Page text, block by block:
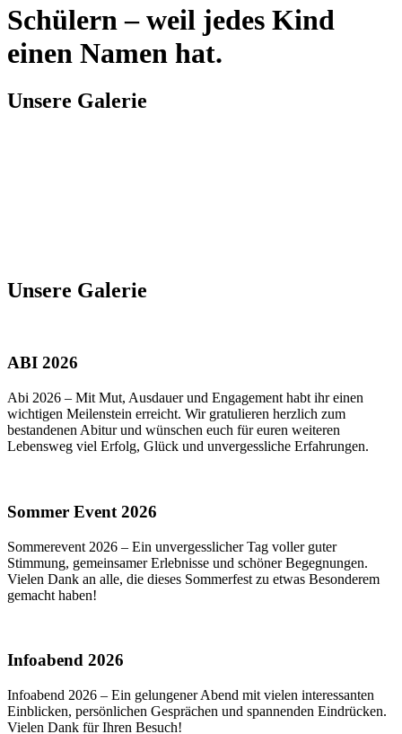
Schülern – weil jedes Kind
einen Namen hat.
Unsere Galerie
Unsere Galerie
ABI 2026
Abi 2026 – Mit Mut, Ausdauer und Engagement habt ihr einen
wichtigen Meilenstein erreicht. Wir gratulieren herzlich zum
bestandenen Abitur und wünschen euch für euren weiteren
Lebensweg viel Erfolg, Glück und unvergessliche Erfahrungen.
Sommer Event 2026
Sommerevent 2026 – Ein unvergesslicher Tag voller guter
Stimmung, gemeinsamer Erlebnisse und schöner Begegnungen.
Vielen Dank an alle, die dieses Sommerfest zu etwas Besonderem
gemacht haben!
Infoabend 2026
Infoabend 2026 – Ein gelungener Abend mit vielen interessanten
Einblicken, persönlichen Gesprächen und spannenden Eindrücken.
Vielen Dank für Ihren Besuch!